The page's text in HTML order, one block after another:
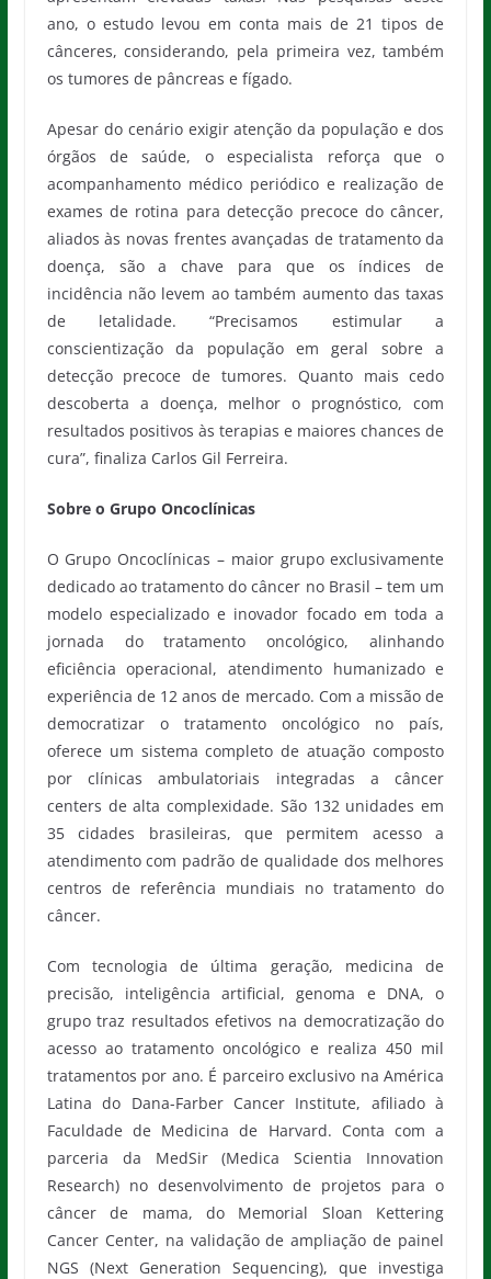
ano, o estudo levou em conta mais de 21 tipos de
cânceres, considerando, pela primeira vez, também
os tumores de pâncreas e fígado.
Apesar do cenário exigir atenção da população e dos
órgãos de saúde, o especialista reforça que o
acompanhamento médico periódico e realização de
exames de rotina para detecção precoce do câncer,
aliados às novas frentes avançadas de tratamento da
doença, são a chave para que os índices de
incidência não levem ao também aumento das taxas
de letalidade. “Precisamos estimular a
conscientização da população em geral sobre a
detecção precoce de tumores. Quanto mais cedo
descoberta a doença, melhor o prognóstico, com
resultados positivos às terapias e maiores chances de
cura”, finaliza Carlos Gil Ferreira.
Sobre o Grupo Oncoclínicas
O Grupo Oncoclínicas – maior grupo exclusivamente
dedicado ao tratamento do câncer no Brasil – tem um
modelo especializado e inovador focado em toda a
jornada do tratamento oncológico, alinhando
eficiência operacional, atendimento humanizado e
experiência de 12 anos de mercado. Com a missão de
democratizar o tratamento oncológico no país,
oferece um sistema completo de atuação composto
por clínicas ambulatoriais integradas a câncer
centers de alta complexidade. São 132 unidades em
35 cidades brasileiras, que permitem acesso a
atendimento com padrão de qualidade dos melhores
centros de referência mundiais no tratamento do
câncer.
Com tecnologia de última geração, medicina de
precisão, inteligência artificial, genoma e DNA, o
grupo traz resultados efetivos na democratização do
acesso ao tratamento oncológico e realiza 450 mil
tratamentos por ano. É parceiro exclusivo na América
Latina do Dana-Farber Cancer Institute, afiliado à
Faculdade de Medicina de Harvard. Conta com a
parceria da MedSir (Medica Scientia Innovation
Research) no desenvolvimento de projetos para o
câncer de mama, do Memorial Sloan Kettering
Cancer Center, na validação de ampliação de painel
NGS (Next Generation Sequencing), que investiga